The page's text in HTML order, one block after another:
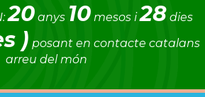
20anys 10mesos i28 dies
) posant en contacte catalans
arreu del món